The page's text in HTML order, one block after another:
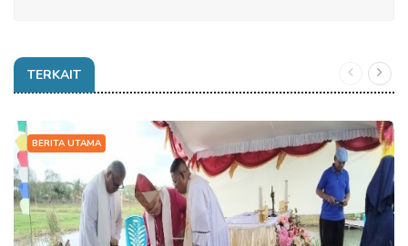
TERKAIT
BERITA UTAMA